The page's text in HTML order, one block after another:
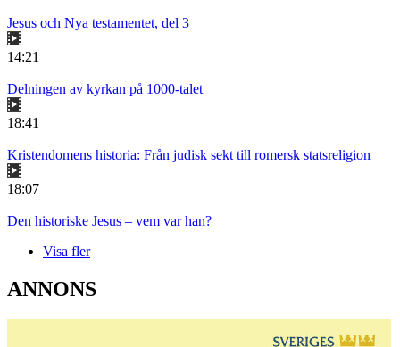
Jesus och Nya testamentet, del 3
14:21
Delningen av kyrkan på 1000-talet
18:41
Kristendomens historia: Från judisk sekt till romersk statsreligion
18:07
Den historiske Jesus – vem var han?
Visa fler
ANNONS